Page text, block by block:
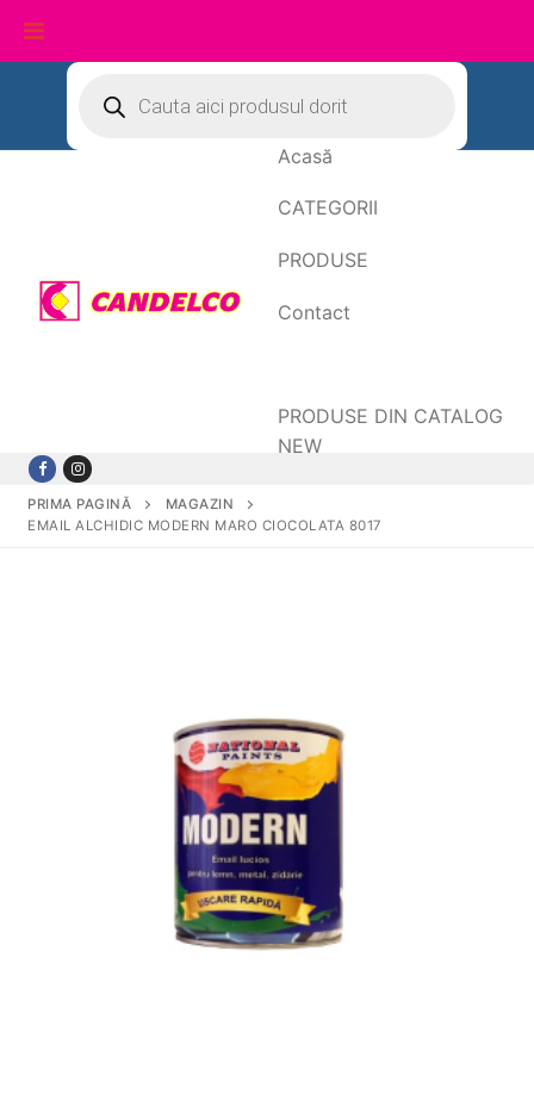
conținut
search
Acasă
CATEGORII
PRODUSE
Contact
PRODUSE DIN CATALOG
NEW
PRIMA PAGINĂ
MAGAZIN
EMAIL ALCHIDIC MODERN MARO CIOCOLATA 8017